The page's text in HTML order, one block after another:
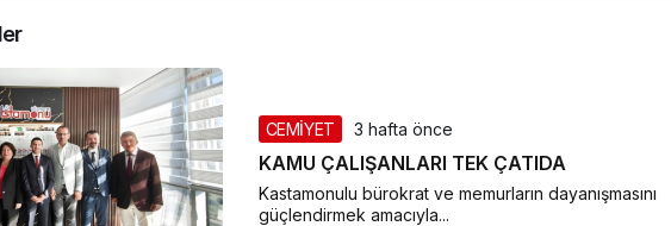
CEMİYET 3 hafta önce
KAMU ÇALIŞANLARI TEK ÇATIDA
Kastamonulu bürokrat ve memurların dayanışmasını
güçlendirmek amacıyla...